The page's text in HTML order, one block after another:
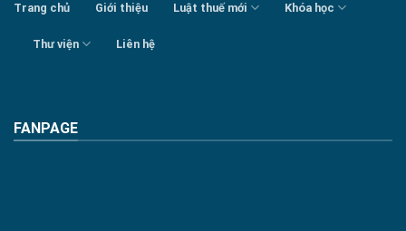
Trang chủ Giới thiệu Luật thuế mới Khóa học
Thư viện Liên hệ
FANPAGE